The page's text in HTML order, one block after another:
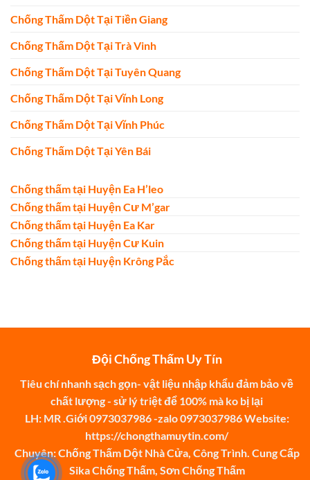
Chống Thấm Dột Tại Tiền Giang
Chống Thấm Dột Tại Trà Vinh
Chống Thấm Dột Tại Tuyên Quang
Chống Thấm Dột Tại Vĩnh Long
Chống Thấm Dột Tại Vĩnh Phúc
Chống Thấm Dột Tại Yên Bái
Chống thấm tại Huyện Ea H’leo
Chống thấm tại Huyện Cư M’gar
Chống thấm tại Huyện Ea Kar
Chống thấm tại Huyện Cư Kuin
Chống thấm tại Huyện Krông Pắc
Đội Chống Thấm Uy Tín
Tiêu chí nhanh sạch gọn- vật liệu nhập khẩu đảm bảo về
chất lượng - sử lý triệt để 100% mà ko bị lại
LH: MR .Giới 0973037986 -zalo 0973037986 Website:
https://chongthamuytin.com/
Chuyên: Chống Thấm Dột Nhà Cửa, Công Trình. Cung Cấp
Sika Chống Thấm, Sơn Chống Thấm